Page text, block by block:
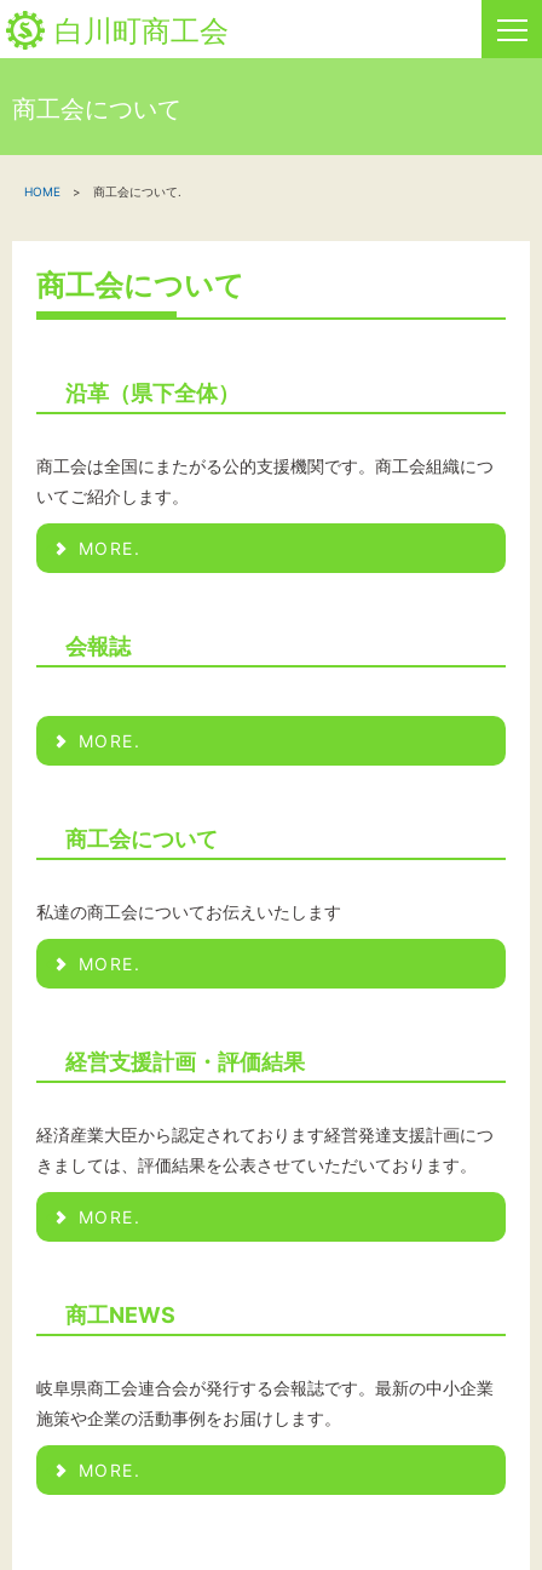
白川町商工会
関係機関の方へ
お問い合わせ
商工会について
HOME 商工会について.
商工会について
沿革（県下全体）
商工会は全国にまたがる公的支援機関です。商工会組織につ
いてご紹介します。
MORE.
会報誌
MORE.
商工会について
私達の商工会についてお伝えいたします
MORE.
経営支援計画・評価結果
経済産業大臣から認定されております経営発達支援計画につ
きましては、評価結果を公表させていただいております。
MORE.
商工NEWS
岐阜県商工会連合会が発行する会報誌です。最新の中小企業
施策や企業の活動事例をお届けします。
MORE.